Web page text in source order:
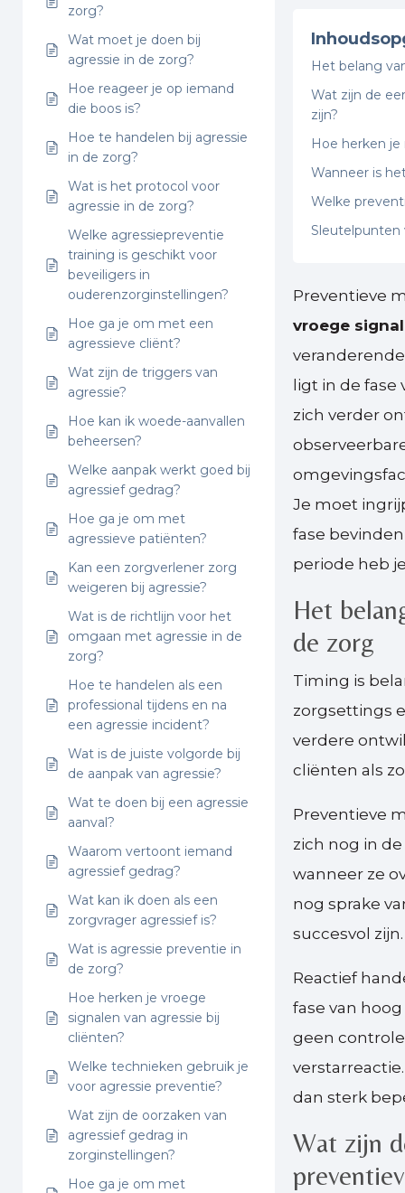
zorg?
Wat moet je doen bij
agressie in de zorg?
Hoe reageer je op iemand
die boos is?
Hoe te handelen bij agressie
in de zorg?
Wat is het protocol voor
agressie in de zorg?
Welke agressiepreventie
training is geschikt voor
beveiligers in
ouderenzorginstellingen?
Hoe ga je om met een
agressieve cliënt?
Wat zijn de triggers van
agressie?
Hoe kan ik woede-aanvallen
beheersen?
Welke aanpak werkt goed bij
agressief gedrag?
Hoe ga je om met
agressieve patiënten?
Kan een zorgverlener zorg
weigeren bij agressie?
Wat is de richtlijn voor het
omgaan met agressie in de
zorg?
Hoe te handelen als een
professional tijdens en na
een agressie incident?
Wat is de juiste volgorde bij
de aanpak van agressie?
Wat te doen bij een agressie
aanval?
Waarom vertoont iemand
agressief gedrag?
Wat kan ik doen als een
zorgvrager agressief is?
Wat is agressie preventie in
de zorg?
Hoe herken je vroege
signalen van agressie bij
cliënten?
Welke technieken gebruik je
voor agressie preventie?
Wat zijn de oorzaken van
agressief gedrag in
zorginstellingen?
Hoe ga je om met
Het belang
Wat zijn de
zijn?
Hoe herken
Wanneer is
Welke
Sleutelpunten
Preventieve
vroege
ligt in de
zich verder
Je moet
fase
periode heb
Het
de zorg
Timing is
zorgsettings
verdere
cliënten als
Preventieve
zich nog in
wanneer ze
nog sprake
succesvol zijn.
Reactief
fase van
geen
dan sterk
Wat zijn